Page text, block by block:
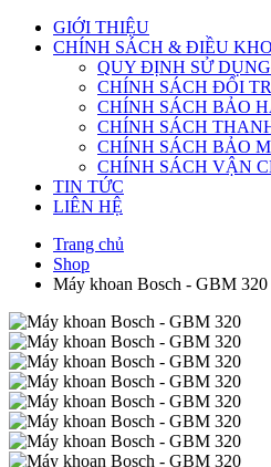
GIỚI THIỆU
CHÍNH SÁCH & ĐIỀU
QUY ĐỊNH SỬ
CHÍNH SÁCH ĐỔI
CHÍNH SÁCH BẢO
CHÍNH SÁCH
CHÍNH SÁCH BẢO
CHÍNH SÁCH VẬN
TIN TỨC
LIÊN HỆ
Trang chủ
Shop
Máy khoan Bosch - GBM 320